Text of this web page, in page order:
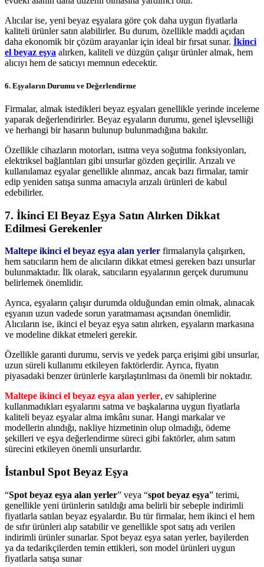
Alıcılar ise, yeni beyaz eşyalara göre çok daha uygun fiyatlarla
kaliteli ürünler satın alabilirler. Bu durum, özellikle maddi açıdan
daha ekonomik bir çözüm arayanlar için ideal bir fırsat sunar. İkinci
el beyaz eşya alırken, kaliteli ve düzgün çalışır ürünler almak, hem
alıcıyı hem de satıcıyı memnun edecektir.
6. Eşyaların Durumu ve Değerlendirme
Firmalar, almak istedikleri beyaz eşyaları genellikle yerinde inceleme
yaparak değerlendirirler. Beyaz eşyaların durumu, genel işlevselliği
ve herhangi bir hasarın bulunup bulunmadığına bakılır.
Özellikle cihazların motorları, ısıtma veya soğutma fonksiyonları,
elektriksel bağlantıları gibi unsurlar gözden geçirilir. Arızalı ve
kullanılamaz eşyalar genellikle alınmaz, ancak bazı firmalar, tamir
edip yeniden satışa sunma amacıyla arızalı ürünleri de kabul
edebilirler.
7. İkinci El Beyaz Eşya Satın Alırken Dikkat
Edilmesi Gerekenler
Maltepe ikinci el beyaz eşya alan yerler firmalarıyla çalışırken,
hem satıcıların hem de alıcıların dikkat etmesi gereken bazı unsurlar
bulunmaktadır. İlk olarak, satıcıların eşyalarının gerçek durumunu
belirlemek önemlidir.
Ayrıca, eşyaların çalışır durumda olduğundan emin olmak, alınacak
eşyanın uzun vadede sorun yaratmaması açısından önemlidir.
Alıcıların ise, ikinci el beyaz eşya satın alırken, eşyaların markasına
ve modeline dikkat etmeleri gerekir.
Özellikle garanti durumu, servis ve yedek parça erişimi gibi unsurlar,
uzun süreli kullanımı etkileyen faktörlerdir. Ayrıca, fiyatın
piyasadaki benzer ürünlerle karşılaştırılması da önemli bir noktadır.
Maltepe ikinci el beyaz eşya alan yerler, ev sahiplerine
kullanmadıkları eşyalarını satma ve başkalarına uygun fiyatlarla
kaliteli beyaz eşyalar alma imkânı sunar. Hangi markalar ve
modellerin alındığı, nakliye hizmetinin olup olmadığı, ödeme
şekilleri ve eşya değerlendirme süreci gibi faktörler, alım satım
sürecini etkileyen önemli unsurlardır.
İstanbul Spot Beyaz Eşya
“Spot beyaz eşya alan yerler” veya “spot beyaz eşya” terimi,
genellikle yeni ürünlerin satıldığı ama belirli bir sebeple indirimli
fiyatlarla satılan beyaz eşyalardır. Bu tür firmalar, hem ikinci el hem
de sıfır ürünleri alıp satabilir ve genellikle spot satış adı verilen
indirimli ürünler sunarlar. Spot beyaz eşya satan yerler, bayilerden
ya da tedarikçilerden temin ettikleri, son model ürünleri uygun
fiyatlarla satışa sunar